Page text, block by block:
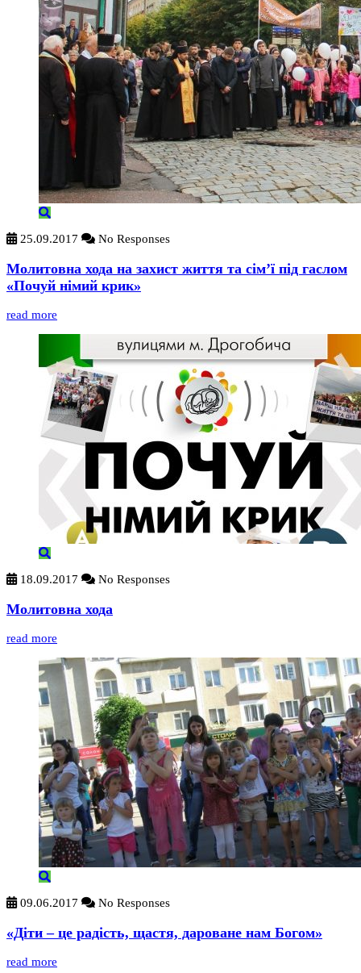
25.09.2017 No Responses
Молитовна хода на захист життя та сім’ї під гаслом
«Почуй німий крик»
read more
18.09.2017 No Responses
Молитовна хода
read more
09.06.2017 No Responses
«Діти – це радість, щастя, дароване нам Богом»
read more